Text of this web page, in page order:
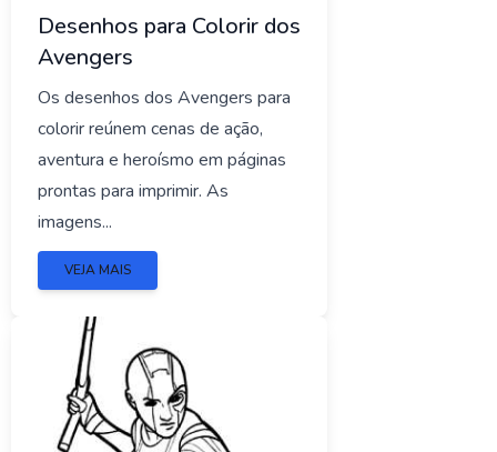
Desenhos para Colorir dos
Avengers
Os desenhos dos Avengers para
colorir reúnem cenas de ação,
aventura e heroísmo em páginas
prontas para imprimir. As
imagens...
VEJA MAIS